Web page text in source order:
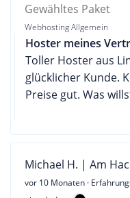
Gewähltes Paket
Webhosting Allgemein
Hoster meines
Toller Hoster aus
glücklicher Kunde.
Preise gut. Was
Michael H. | Am
vor 10 Monaten ·